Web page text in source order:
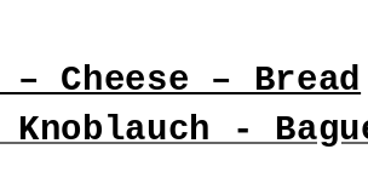
Cheese – Bread
Knoblauch -